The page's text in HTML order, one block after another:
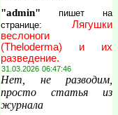
"admin" пишет на
странице: Лягушки
веслоноги
(Theloderma) и их
разведение.
31.03.2026 06:47:46
Нет, не разводим,
просто статья из
журнала